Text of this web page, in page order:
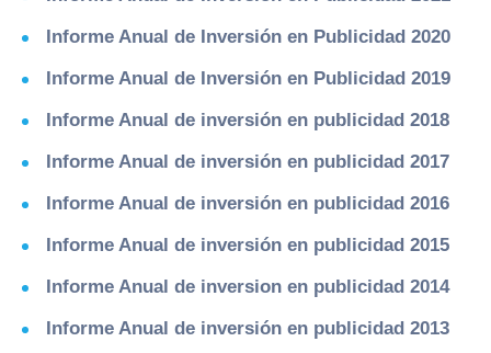
Informe Anual de Inversión en Publicidad 2020
Informe Anual de Inversión en Publicidad 2019
Informe Anual de inversión en publicidad 2018
Informe Anual de inversión en publicidad 2017
Informe Anual de inversión en publicidad 2016
Informe Anual de inversión en publicidad 2015
Informe Anual de inversion en publicidad 2014
Informe Anual de inversión en publicidad 2013